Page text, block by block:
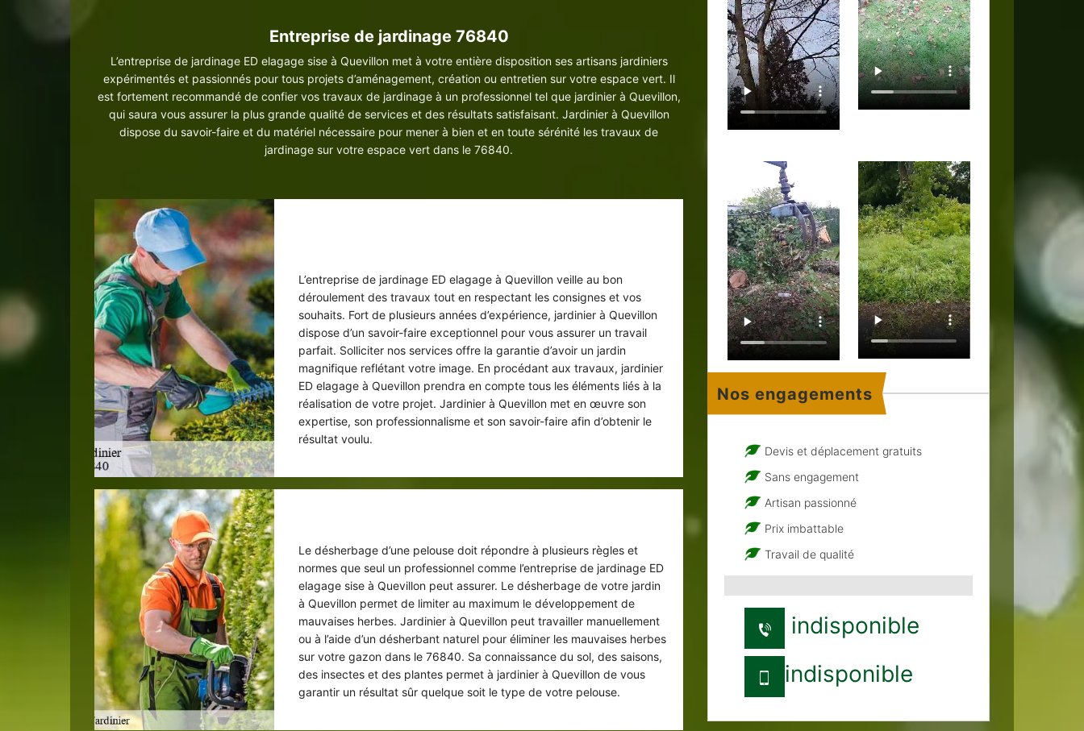
Entreprise de jardinage 76840
L’entreprise de jardinage ED elagage sise à Quevillon met à votre entière disposition ses artisans jardiniers
expérimentés et passionnés pour tous projets d’aménagement, création ou entretien sur votre espace vert. Il
est fortement recommandé de confier vos travaux de jardinage à un professionnel tel que jardinier à Quevillon,
qui saura vous assurer la plus grande qualité de services et des résultats satisfaisant. Jardinier à Quevillon
dispose du savoir-faire et du matériel nécessaire pour mener à bien et en toute sérénité les travaux de
jardinage sur votre espace vert dans le 76840.
L’entreprise de jardinage ED elagage à Quevillon veille au bon
déroulement des travaux tout en respectant les consignes et vos
souhaits. Fort de plusieurs années d’expérience, jardinier à Quevillon
dispose d’un savoir-faire exceptionnel pour vous assurer un travail
parfait. Solliciter nos services offre la garantie d’avoir un jardin
magnifique reflétant votre image. En procédant aux travaux, jardinier
ED elagage à Quevillon prendra en compte tous les éléments liés à la
réalisation de votre projet. Jardinier à Quevillon met en œuvre son
expertise, son professionnalisme et son savoir-faire afin d’obtenir le
résultat voulu.
Le désherbage d’une pelouse doit répondre à plusieurs règles et
normes que seul un professionnel comme l’entreprise de jardinage ED
elagage sise à Quevillon peut assurer. Le désherbage de votre jardin
à Quevillon permet de limiter au maximum le développement de
mauvaises herbes. Jardinier à Quevillon peut travailler manuellement
ou à l’aide d’un désherbant naturel pour éliminer les mauvaises herbes
sur votre gazon dans le 76840. Sa connaissance du sol, des saisons,
des insectes et des plantes permet à jardinier à Quevillon de vous
garantir un résultat sûr quelque soit le type de votre pelouse.
Nos engagements
Devis et déplacement gratuits
Sans engagement
Artisan passionné
Prix imbattable
Travail de qualité
indisponible
indisponible